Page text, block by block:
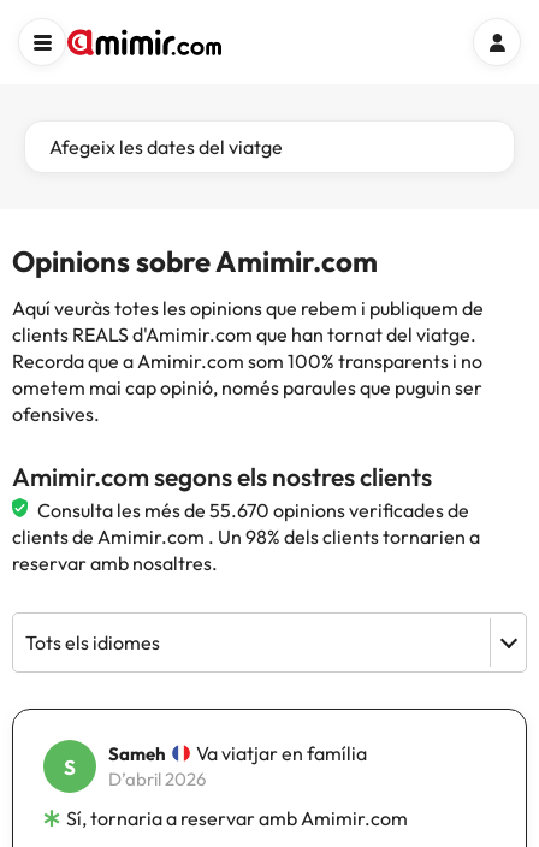
Afegeix les dates del viatge
Opinions sobre Amimir.com
Aquí veuràs totes les opinions que rebem i publiquem de
clients REALS d'Amimir.com que han tornat del viatge.
Recorda que a Amimir.com som 100% transparents i no
ometem mai cap opinió, només paraules que puguin ser
ofensives.
Amimir.com segons els nostres clients
Consulta les més de 55.670 opinions verificades de
clients de Amimir.com . Un 98% dels clients tornarien a
reservar amb nosaltres.